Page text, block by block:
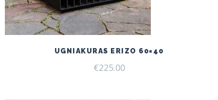
UGNIAKURAS ERIZO 60×40
€225.00